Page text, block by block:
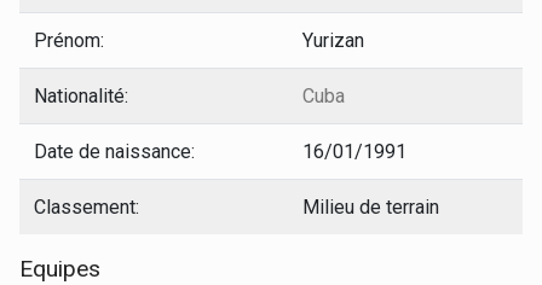
Prénom: Yurizan
Nationalité: Cuba
Date de naissance: 16/01/1991
Classement: Milieu de terrain
Equipes